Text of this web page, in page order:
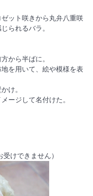
ット咲きから丸弁八重咲
られるバラ。
から半ばに。
を用いて、絵や模様を表
け。
ージして名付けた。
けできません）